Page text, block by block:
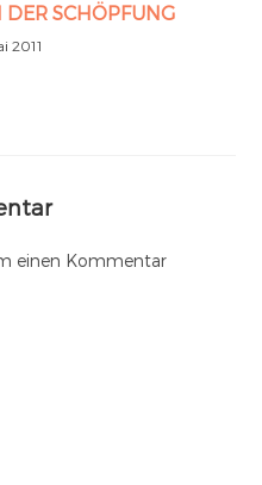
DER SCHÖPFUNG
2011
einen Kommentar